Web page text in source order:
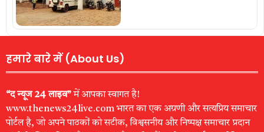
हमारे बारे में (About Us)
“द न्यूज 24 लाइव”में आपका स्वागत है!
www.thenews24live.com भारत का एक अग्रणी और सत्यप्रिय समाचार
पोर्टल है, जो अपने पाठकों को सटीक, विश्वसनीय और निष्पक्ष समाचार प्रदान